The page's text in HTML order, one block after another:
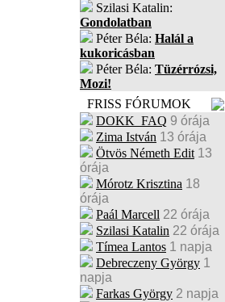
Szilasi Katalin:
Gondolatban
Péter Béla: Halál a
kukoricásban
Péter Béla: Tüzérrózsi,
Mozi!
FRISS FÓRUMOK
DOKK_FAQ 9 órája
Zima István 13 órája
Ötvös Németh Edit 13
órája
Mórotz Krisztina 18
órája
Paál Marcell 22 órája
Szilasi Katalin 22 órája
Tímea Lantos 1 napja
Debreczeny György 1
napja
Farkas György 2 napja